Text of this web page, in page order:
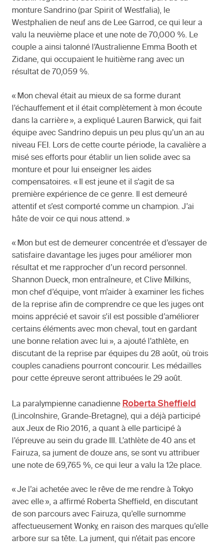
monture Sandrino (par Spirit of Westfalia), le
Westphalien de neuf ans de Lee Garrod, ce qui leur a
valu la neuvième place et une note de 70,000 %. Le
couple a ainsi talonné l’Australienne Emma Booth et
Zidane, qui occupaient le huitième rang avec un
résultat de 70,059 %.
« Mon cheval était au mieux de sa forme durant
l’échauffement et il était complètement à mon écoute
dans la carrière », a expliqué Lauren Barwick, qui fait
équipe avec Sandrino depuis un peu plus qu’un an au
niveau FEI. Lors de cette courte période, la cavalière a
misé ses efforts pour établir un lien solide avec sa
monture et pour lui enseigner les aides
compensatoires. « Il est jeune et il s’agit de sa
première expérience de ce genre. Il est demeuré
attentif et s’est comporté comme un champion. J’ai
hâte de voir ce qui nous attend. »
« Mon but est de demeurer concentrée et d’essayer de
satisfaire davantage les juges pour améliorer mon
résultat et me rapprocher d’un record personnel.
Shannon Dueck, mon entraîneure, et Clive Milkins,
mon chef d’équipe, vont m’aider à examiner les fiches
de la reprise afin de comprendre ce que les juges ont
moins apprécié et savoir s’il est possible d’améliorer
certains éléments avec mon cheval, tout en gardant
une bonne relation avec lui », a ajouté l’athlète, en
discutant de la reprise par équipes du 28 août, où trois
couples canadiens pourront concourir. Les médailles
pour cette épreuve seront attribuées le 29 août.
La paralympienne canadienne Roberta Sheffield
(Lincolnshire, Grande-Bretagne), qui a déjà participé
aux Jeux de Rio 2016, a quant à elle participé à
l’épreuve au sein du grade III. L’athlète de 40 ans et
Fairuza, sa jument de douze ans, se sont vu attribuer
une note de 69,765 %, ce qui leur a valu la 12e place.
« Je l’ai achetée avec le rêve de me rendre à Tokyo
avec elle », a affirmé Roberta Sheffield, en discutant
de son parcours avec Fairuza, qu’elle surnomme
affectueusement Wonky, en raison des marques qu’elle
arbore sur sa tête. La jument, qui n’était pas encore